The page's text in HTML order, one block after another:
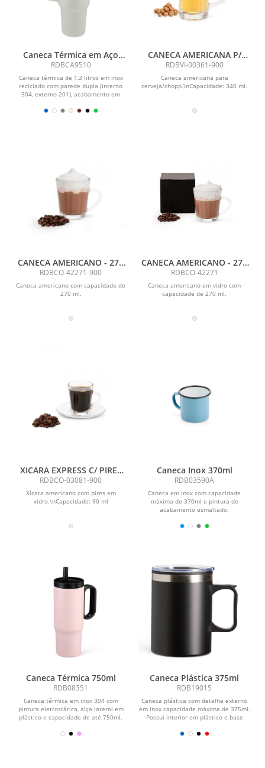
Caneca Térmica em Aço
Inox
RDBCA9510
Caneca térmica de 1,3 litros em inox
reciclado com parede dupla (interno
304, externo 201), acabamento em
CANECA AMERICANA P/
CERVEJA/CHOPP - 340 ML
RDBVI-00361-900
Caneca americana para
cerveja/chopp.\nCapacidade: 340 ml.
CANECA AMERICANO - 270
ML
RDBCO-42271-900
Caneca americano com capacidade de
270 ml.
CANECA AMERICANO - 270
ML
RDBCO-42271
Caneca americano em vidro com
capacidade de 270 ml.
XICARA EXPRESS C/ PIRES
AMERICANO - 90 ML
RDBCO-03081-900
Xícara americano com pires em
vidro.\nCapacidade: 90 ml
Caneca Inox 370ml
RDB03590A
Caneca em inox com capacidade
máxima de 370ml e pintura de
acabamento esmaltado.
Caneca Térmica 750ml
RDB08351
Caneca térmica em inox 304 com
pintura eletrostática, alça lateral em
plástico e capacidade de até 750ml.
Caneca Plástica 375ml
RDB19015
Caneca plástica com detalhe externo
em inox capacidade máxima de 375ml.
Possui interior em plástico e base